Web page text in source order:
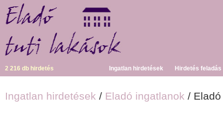
2 216 db hirdetés Ingatlan hirdetések Hirdetés feladás
Ingatlan hirdetések / Eladó ingatlanok /